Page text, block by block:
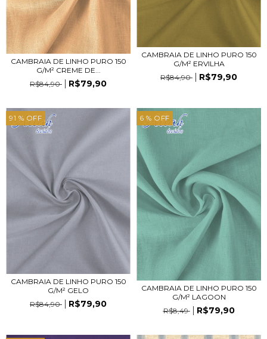
CAMBRAIA DE LINHO PURO 150
G/M² CREME DE...
R$84,90
R$79,90
CAMBRAIA DE LINHO PURO 150
G/M² ERVILHA
R$84,90
R$79,90
91 % OFF
CAMBRAIA DE LINHO PURO 150
G/M² GELO
R$84,90
R$79,90
6 % OFF
CAMBRAIA DE LINHO PURO 150
G/M² LAGOON
R$8,49
R$79,90